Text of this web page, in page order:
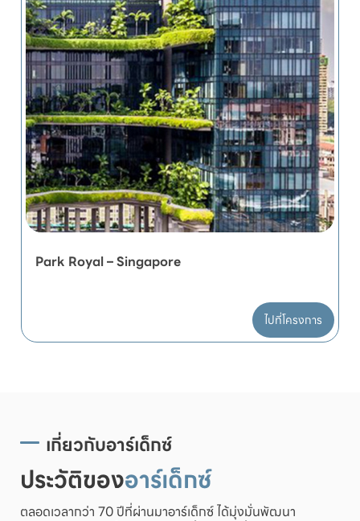
Park Royal – Singapore
ไปที่โครงการ
เกี่ยวกับอาร์เด็กซ์
ประวัติของอาร์เด็กซ์
ตลอดเวลากว่า 70 ปีที่ผ่านมาอาร์เด็กซ์ ได้มุ่งมั่นพัฒนา